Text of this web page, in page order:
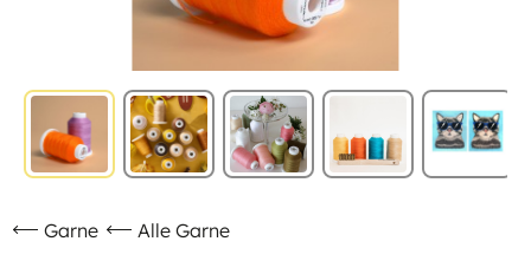
Garne Alle Garne